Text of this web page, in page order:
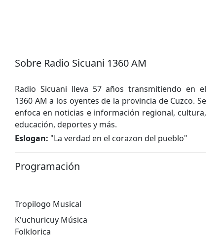
Sobre Radio Sicuani 1360 AM
Radio Sicuani lleva 57 años transmitiendo en el
1360 AM a los oyentes de la provincia de Cuzco. Se
enfoca en noticias e información regional, cultura,
educación, deportes y más.
Eslogan: "La verdad en el corazon del pueblo"
Programación
Tropilogo Musical
K'uchuricuy Música
Folklorica